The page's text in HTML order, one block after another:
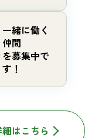
一緒に働く
仲間
を募集中で
す！
はこちら